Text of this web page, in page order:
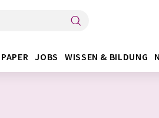
JOBS WISSEN & BILDUNG